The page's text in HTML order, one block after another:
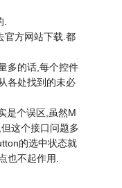
.
官方网站下载.都
多的话,每个控件
各处找到的未必
是个误区,虽然M
这个接口问题多
的选中状态就
也不起作用.